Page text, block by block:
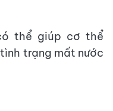
thể giúp cơ thể
trạng mất nước